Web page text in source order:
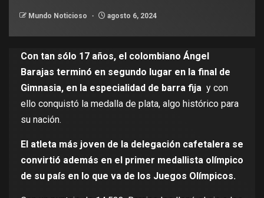
Mundo Noticioso agosto 6, 2024
Con tan sólo 17 años, el colombiano Ángel
Barajas terminó en segundo lugar en la final de
Gimnasia, en la especialidad de barra fija y con
ello conquistó la medalla de plata, algo histórico para
su nación.
El atleta más joven de la delegación cafetalera se
convirtió además en el primer medallista olímpico
de su país en lo que va de los Juegos Olímpicos.